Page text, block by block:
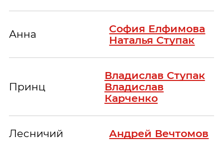
Анна
София Елфимова
Наталья Ступак
Принц
Владислав Ступак
Владислав
Карченко
Лесничий Андрей Вечтомов